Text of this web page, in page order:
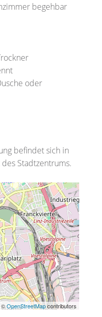
begehbar
oder
befindet sich in
Stadtzentrums.
©OpenStreetMapcontributors